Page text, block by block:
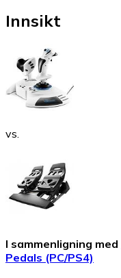
Innsikt
vs.
I sammenligning med
Pedals (PC/PS4)